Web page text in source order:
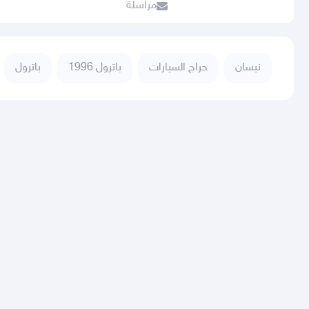
مراسلة
نيسان حراج السيارات باترول 1996 باترول